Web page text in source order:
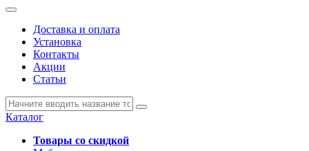
Доставка и оплата
Установка
Контакты
Акции
Статьи
Каталог
Товары со скидкой